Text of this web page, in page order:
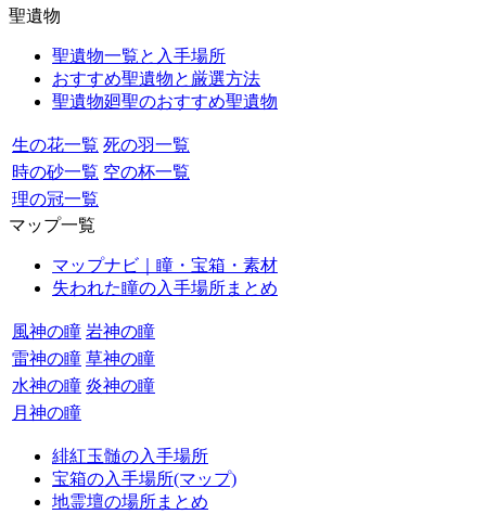
聖遺物
聖遺物一覧と入手場所
おすすめ聖遺物と厳選方法
聖遺物廻聖のおすすめ聖遺物
生の花一覧 死の羽一覧
時の砂一覧 空の杯一覧
理の冠一覧
マップ一覧
マップナビ｜瞳・宝箱・素材
失われた瞳の入手場所まとめ
風神の瞳 岩神の瞳
雷神の瞳 草神の瞳
水神の瞳 炎神の瞳
月神の瞳
緋紅玉髄の入手場所
宝箱の入手場所(マップ)
地霊壇の場所まとめ